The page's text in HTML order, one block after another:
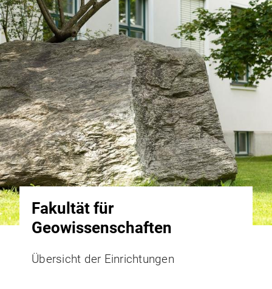
Fakultät für
Geowissenschaften
Übersicht der Einrichtungen